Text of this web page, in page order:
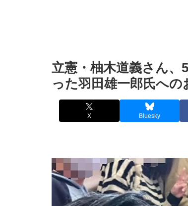
立憲・柚木道義さん、
った羽田雄一郎氏へ
X Bluesky